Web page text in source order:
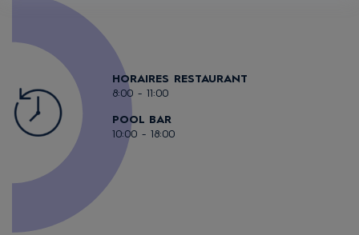
HORAIRES RESTAURANT
8:00 - 11:00
POOL BAR
10:00 - 18:00